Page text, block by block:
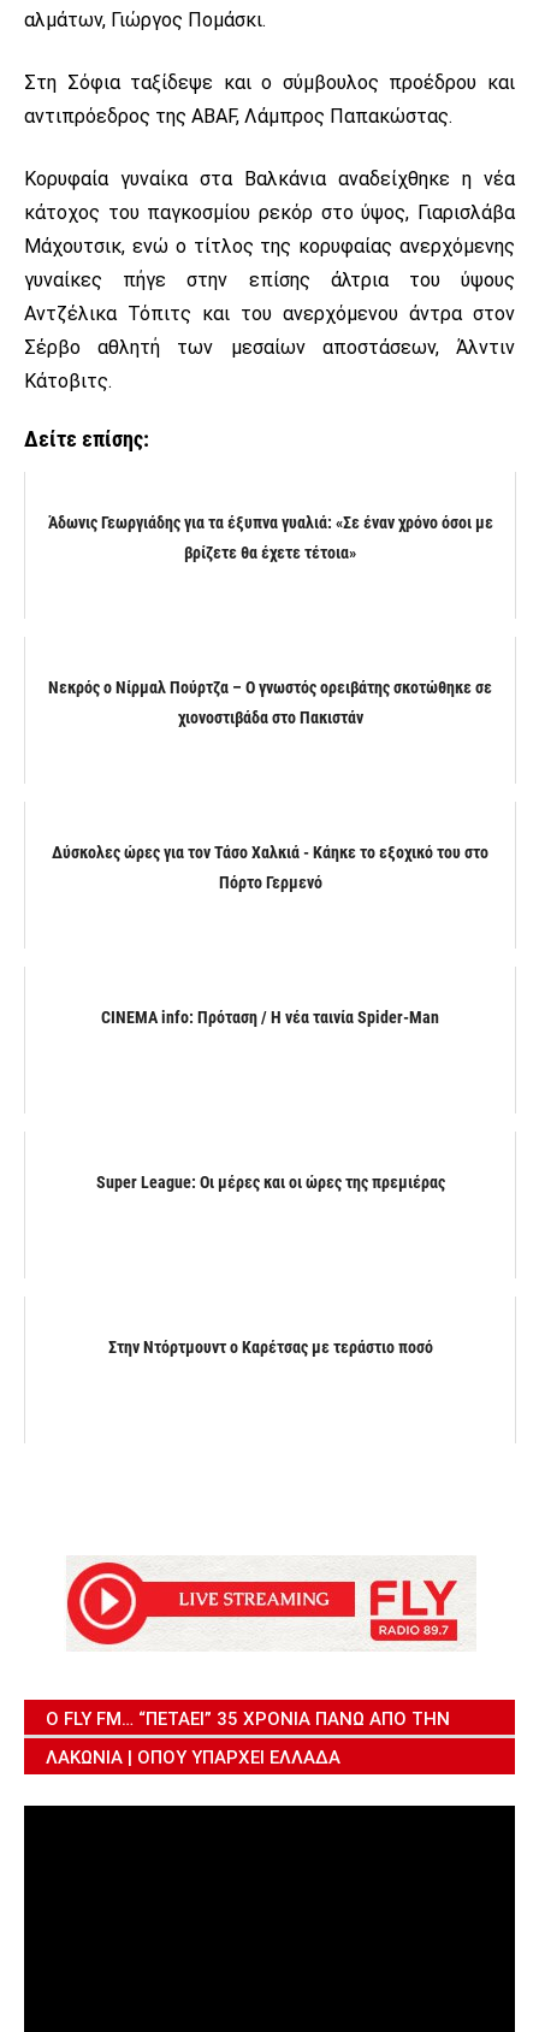
αλμάτων, Γιώργος Πομάσκι.
Στη Σόφια ταξίδεψε και ο σύμβουλος προέδρου και
αντιπρόεδρος της ABAF, Λάμπρος Παπακώστας.
Κορυφαία γυναίκα στα Βαλκάνια αναδείχθηκε η νέα
κάτοχος του παγκοσμίου ρεκόρ στο ύψος, Γιαρισλάβα
Μάχουτσικ, ενώ ο τίτλος της κορυφαίας ανερχόμενης
γυναίκες πήγε στην επίσης άλτρια του ύψους
Αντζέλικα Τόπιτς και του ανερχόμενου άντρα στον
Σέρβο αθλητή των μεσαίων αποστάσεων, Άλντιν
Κάτοβιτς.
Δείτε επίσης:
Άδωνις Γεωργιάδης για τα έξυπνα γυαλιά: «Σε έναν χρόνο όσοι με
βρίζετε θα έχετε τέτοια»
Νεκρός ο Νίρμαλ Πούρτζα – Ο γνωστός ορειβάτης σκοτώθηκε σε
χιονοστιβάδα στο Πακιστάν
Δύσκολες ώρες για τον Τάσο Χαλκιά - Κάηκε το εξοχικό του στο
Πόρτο Γερμενό
CINEMA info: Πρόταση / Η νέα ταινία Spider-Man
Super League: Οι μέρες και οι ώρες της πρεμιέρας
Στην Ντόρτμουντ ο Καρέτσας με τεράστιο ποσό
Ο FLY FM… “ΠΕΤΆΕΙ” 35 ΧΡΌΝΙΑ ΠΆΝΩ ΑΠΌ ΤΗΝ
ΛΑΚΩΝΊΑ | ΌΠΟΥ ΥΠΆΡΧΕΙ ΕΛΛΆΔΑ